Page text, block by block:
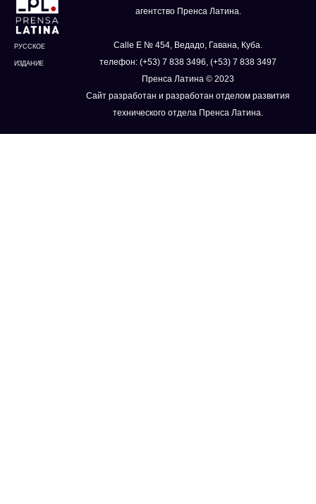
РУССКОЕ
ИЗДАНИЕ
агентство Пренса Латина.
Calle E № 454, Ведадо, Гавана, Куба.
телефон: (+53) 7 838 3496, (+53) 7 838 3497
Пренса Латина © 2023
Сайт разработан и разработан отделом развития
технического отдела Пренса Латина.